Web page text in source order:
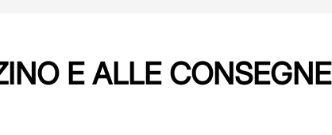
E ALLE CONSEGNE